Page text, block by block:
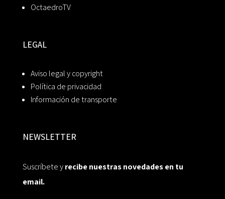
OctaedroTV
LEGAL
Aviso legal y copyright
Política de privacidad
Información de transporte
NEWSLETTER
Suscríbete yrecibe nuestras novedades en tu
email.